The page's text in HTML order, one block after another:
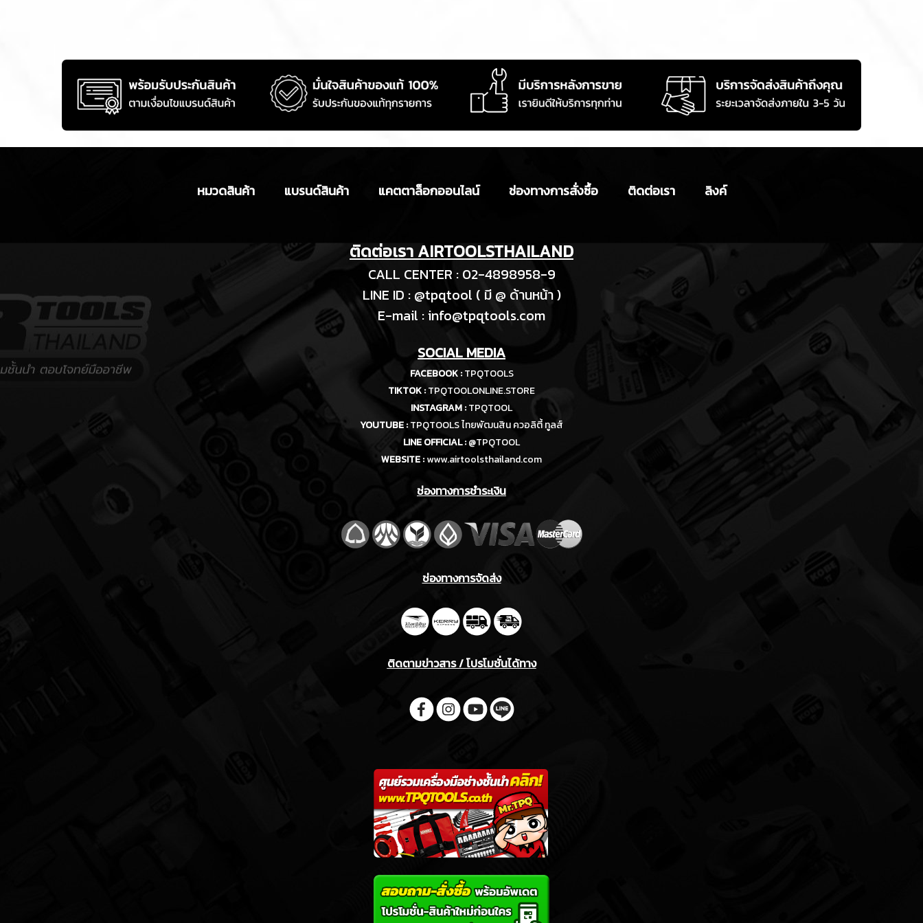
หมวดสินค้า แบรนด์สินค้า แคตตาล็อกออนไลน์ ช่องทางการสั่งซื้อ ติดต่อเรา ลิงค์
ติดต่อเรา AIRTOOLSTHAILAND
CALL CENTER : 02-4898958-9
LINE ID : @tpqtool ( มี @ ด้านหน้า )
E-mail :info@tpqtools.com
SOCIAL MEDIA
FACEBOOK : TPQTOOLS
TIKTOK :TPQTOOLONLINE.STORE
INSTAGRAM :TPQTOOL
YOUTUBE :TPQTOOLS ไทยพัฒนสิน ควอลิตี้ ทูลส์
LINE OFFICIAL :@TPQTOOL
WEBSITE :www.airtoolsthailand.com
ช่องทางการชำระเงิน
ช่องทางการจัดส่ง
ติดตามข่าวสาร / โปรโมชั่นได้ทาง